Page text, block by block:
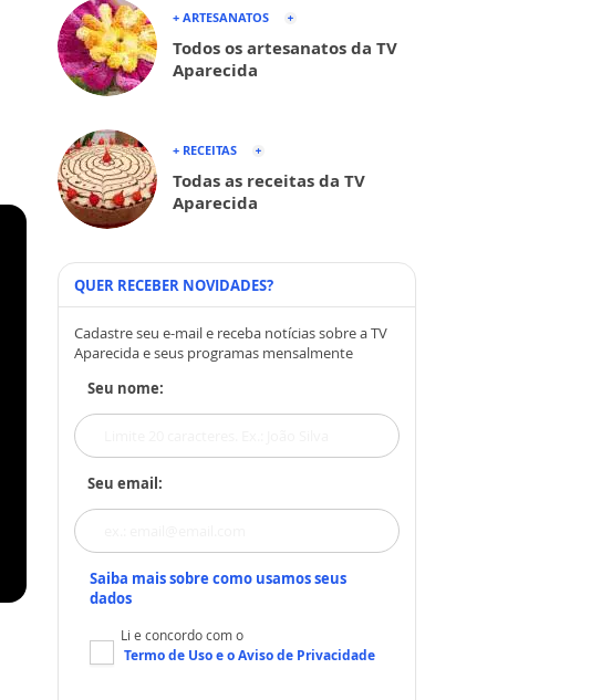
+ ARTESANATOS
Todos os artesanatos da TV
Aparecida
+ RECEITAS
Todas as receitas da TV
Aparecida
QUER RECEBER NOVIDADES?
Cadastre seu e-mail e receba notícias sobre a TV
Aparecida e seus programas mensalmente
Seu nome:
Seu email:
Saiba mais sobre como usamos seus
dados
Li e concordo com o
Termo de Usoe oAviso de Privacidade